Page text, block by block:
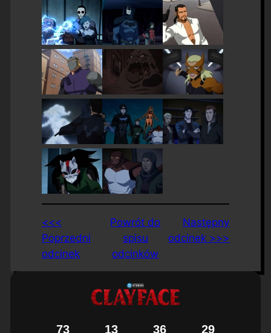
<<<
Poprzedni
odcinek
Powrót do
spisu
odcinków
Następny
odcinek >>>
73 13 36 28